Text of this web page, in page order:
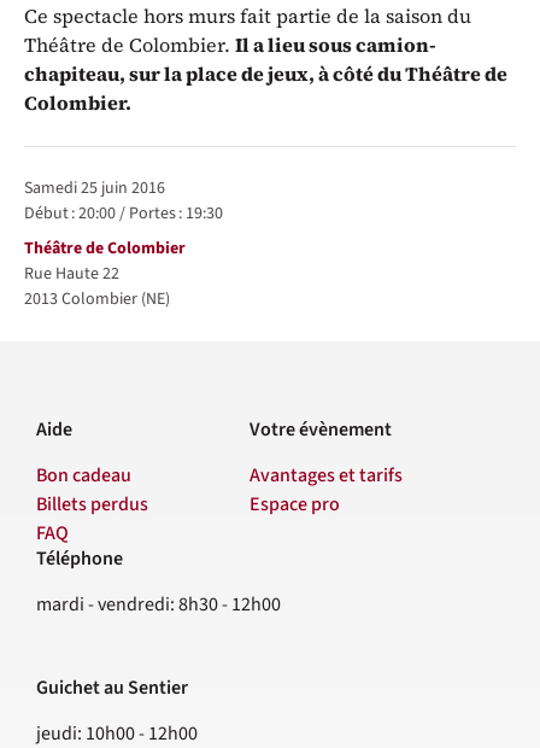
Ce spectacle hors murs fait partie de la saison du
Théâtre de Colombier. Il a lieu sous camion-
chapiteau, sur la place de jeux, à côté du Théâtre de
Colombier.
samedi 25 juin 2016
Début :20:00/ Portes : 19:30
Lieu
Théâtre de Colombier
Rue Haute 22
2013Colombier (NE)
Aide
Bon cadeau
Billets perdus
FAQ
Votre évènement
Avantages et tarifs
Espace pro
Contact
Téléphone
mardi - vendredi: 8h30 - 12h00
Guichet au Sentier
jeudi: 10h00 - 12h00